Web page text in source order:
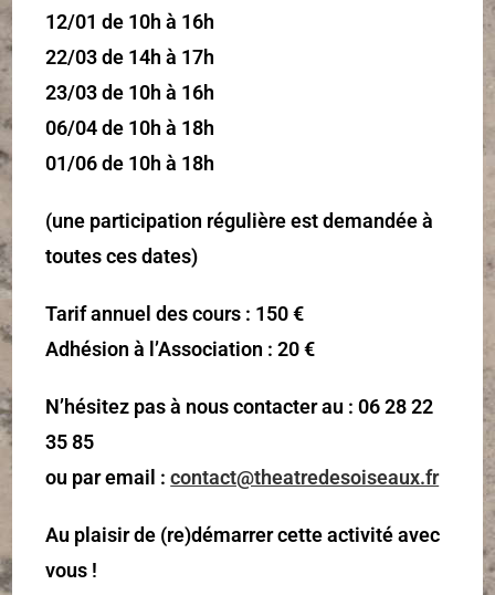
12/01 de 10h à 16h
22/03 de 14h à 17h
23/03 de 10h à 16h
06/04 de 10h à 18h
01/06 de 10h à 18h
(une participation régulière est demandée à
toutes ces dates)
Tarif annuel des cours : 150 €
Adhésion à l’Association : 20 €
N’hésitez pas à nous contacter au : 06 28 22
35 85
ou par email :contact@theatredesoiseaux.fr
Au plaisir de (re)démarrer cette activité avec
vous !